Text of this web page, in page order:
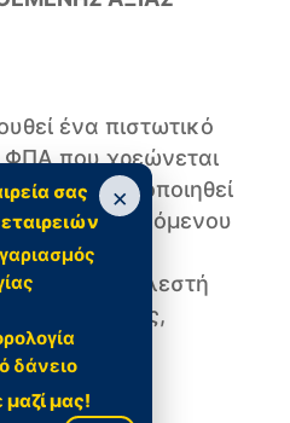
ένα πιστωτικό
που χρεώνεται
να χρησιμοποιηθεί
του οφειλόμενου
με συντελεστή
περιπτώσεις,
ΦΠΑ 0%.
×
σας
δάνειο
μας!